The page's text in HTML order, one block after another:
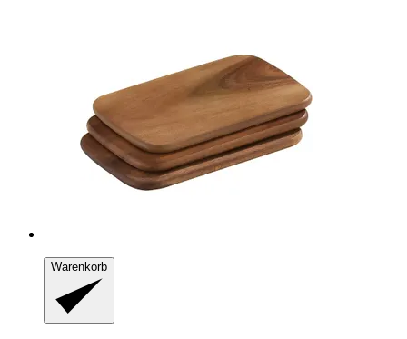
Warenkorb